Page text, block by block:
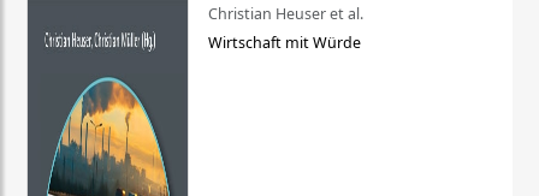
Christian Heuser et al.
Wirtschaft mit Würde